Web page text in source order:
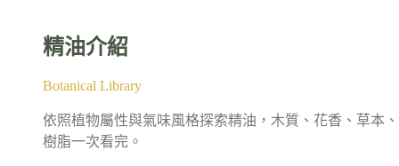
精油介紹
Botanical Library
依照植物屬性與氣味風格探索精油，木質、花香、草本、
樹脂一次看完。